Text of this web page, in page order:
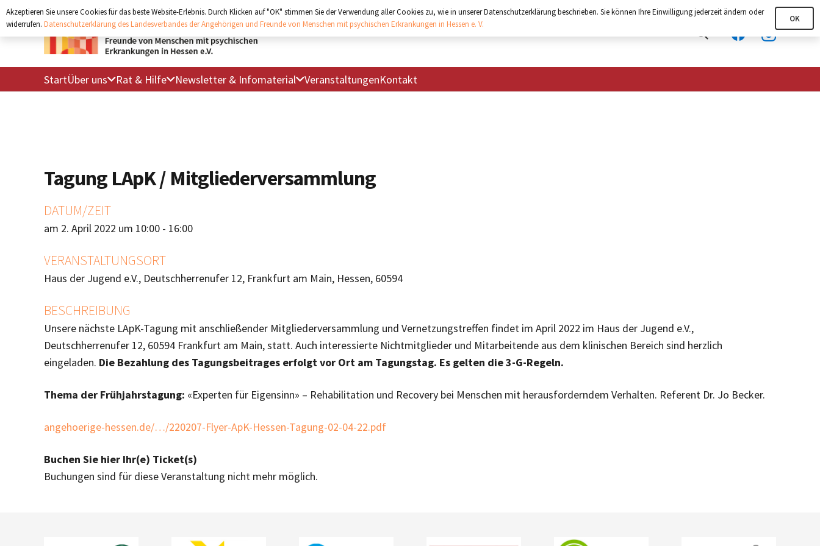
StartÜber uns Rat & Hilfe Newsletter & Infomaterial VeranstaltungenKontakt
Tagung LApK / Mitgliederversammlung
DATUM/ZEIT
am 2. April 2022 um 10:00 - 16:00
VERANSTALTUNGSORT
Haus der Jugend e.V., Deutschherrenufer 12, Frankfurt am Main, Hessen, 60594
BESCHREIBUNG
Unsere nächste LApK-Tagung mit anschließender Mitgliederversammlung und Vernetzungstreffen findet im April 2022 im Haus der Jugend e.V.,
Deutschherrenufer 12, 60594 Frankfurt am Main, statt. Auch interessierte Nichtmitglieder und Mitarbeitende aus dem klinischen Bereich sind herzlich
eingeladen. Die Bezahlung des Tagungsbeitrages erfolgt vor Ort am Tagungstag. Es gelten die 3-G-Regeln.
Thema der Frühjahrstagung: «Experten für Eigensinn» – Rehabilitation und Recovery bei Menschen mit herausforderndem Verhalten. Referent Dr. Jo Becker.
angehoerige-hessen.de/…/220207-Flyer-ApK-Hessen-Tagung-02-04-22.pdf
Buchen Sie hier Ihr(e) Ticket(s)
Buchungen sind für diese Veranstaltung nicht mehr möglich.
Akzeptieren Sie unsere Cookies für das beste Website-Erlebnis. Durch Klicken auf "OK" stimmen Sie der Verwendung aller Cookies zu, wie in unserer Datenschutzerklärung beschrieben. Sie können Ihre Einwilligung jederzeit ändern oder
widerrufen. Datenschutzerklärung des Landesverbandes der Angehörigen und Freunde von Menschen mit psychischen Erkrankungen in Hessen e. V.
OK